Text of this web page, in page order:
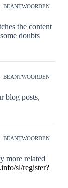
BEANTWOORDEN
the content
doubts
BEANTWOORDEN
blog posts,
BEANTWOORDEN
more related
sl/register?